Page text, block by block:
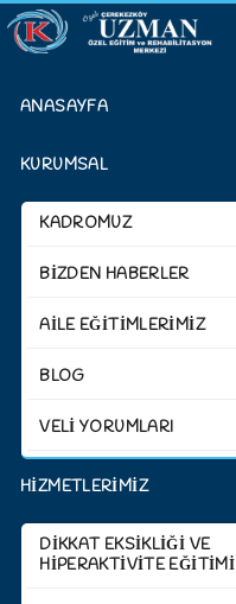
ANASAYFA
KURUMSAL
KADROMUZ
BİZDEN HABERLER
AİLE EĞİTİMLERİMİZ
BLOG
VELİ YORUMLARI
HİZMETLERİMİZ
DİKKAT EKSİKLİĞİ VE
HİPERAKTİVİTE EĞİTİMİ